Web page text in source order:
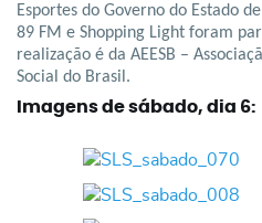
Esportes do Governo do Estado
89 FM e Shopping Light foram
realização é da AEESB –
Social do Brasil.
Imagens de sábado, dia 6: